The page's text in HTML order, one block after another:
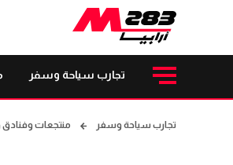
تجارب سياحة وسفر
تجارب سياحة وسفر منتجعات